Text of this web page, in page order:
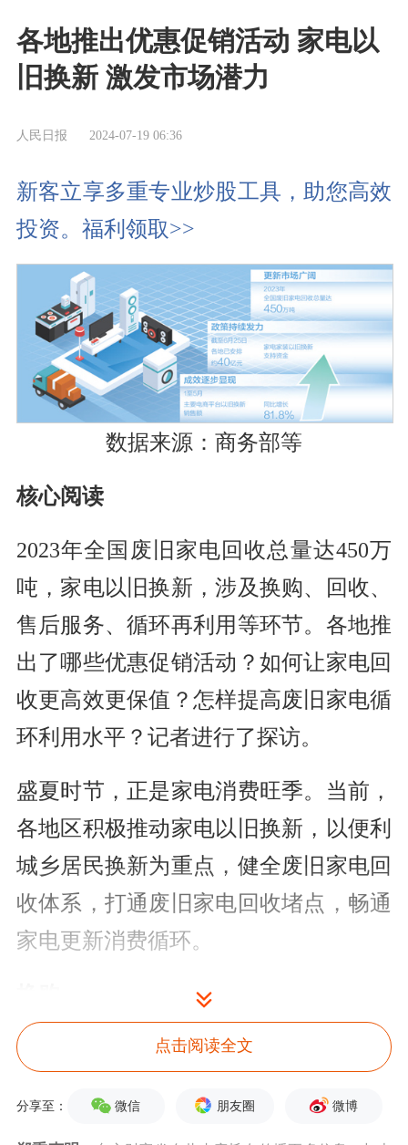
各地推出优惠促销活动 家电以
旧换新 激发市场潜力
人民日报 2024-07-19 06:36
新客立享多重专业炒股工具，助您高效
投资。福利领取>>
数据来源：商务部等
核心阅读
2023年全国废旧家电回收总量达450万
吨，家电以旧换新，涉及换购、回收、
售后服务、循环再利用等环节。各地推
出了哪些优惠促销活动？如何让家电回
收更高效更保值？怎样提高废旧家电循
环利用水平？记者进行了探访。
盛夏时节，正是家电消费旺季。当前，
各地区积极推动家电以旧换新，以便利
城乡居民换新为重点，健全废旧家电回
收体系，打通废旧家电回收堵点，畅通
家电更新消费循环。
“安上新 ，电费省不少”
“2500多元的燃气灶，现在算上各种补
贴，1400元就能换个新的，还能送货上
点击阅读全文
分享至： 微信 朋友圈 微博